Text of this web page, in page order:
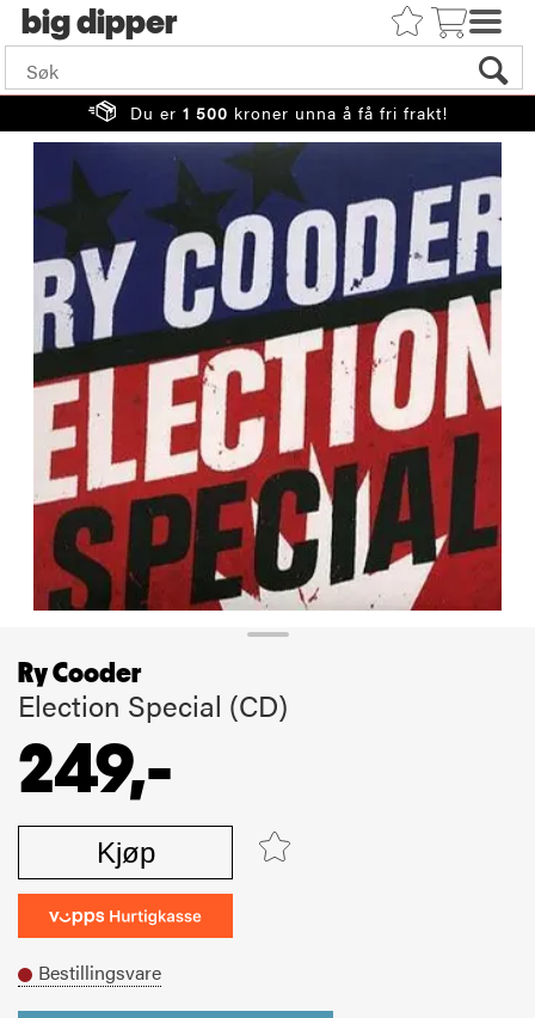
big
Du er 1 500 kroner unna å få fri frakt!
Ry Cooder
Election Special (CD)
249,-
Kjøp
Bestillingsvare